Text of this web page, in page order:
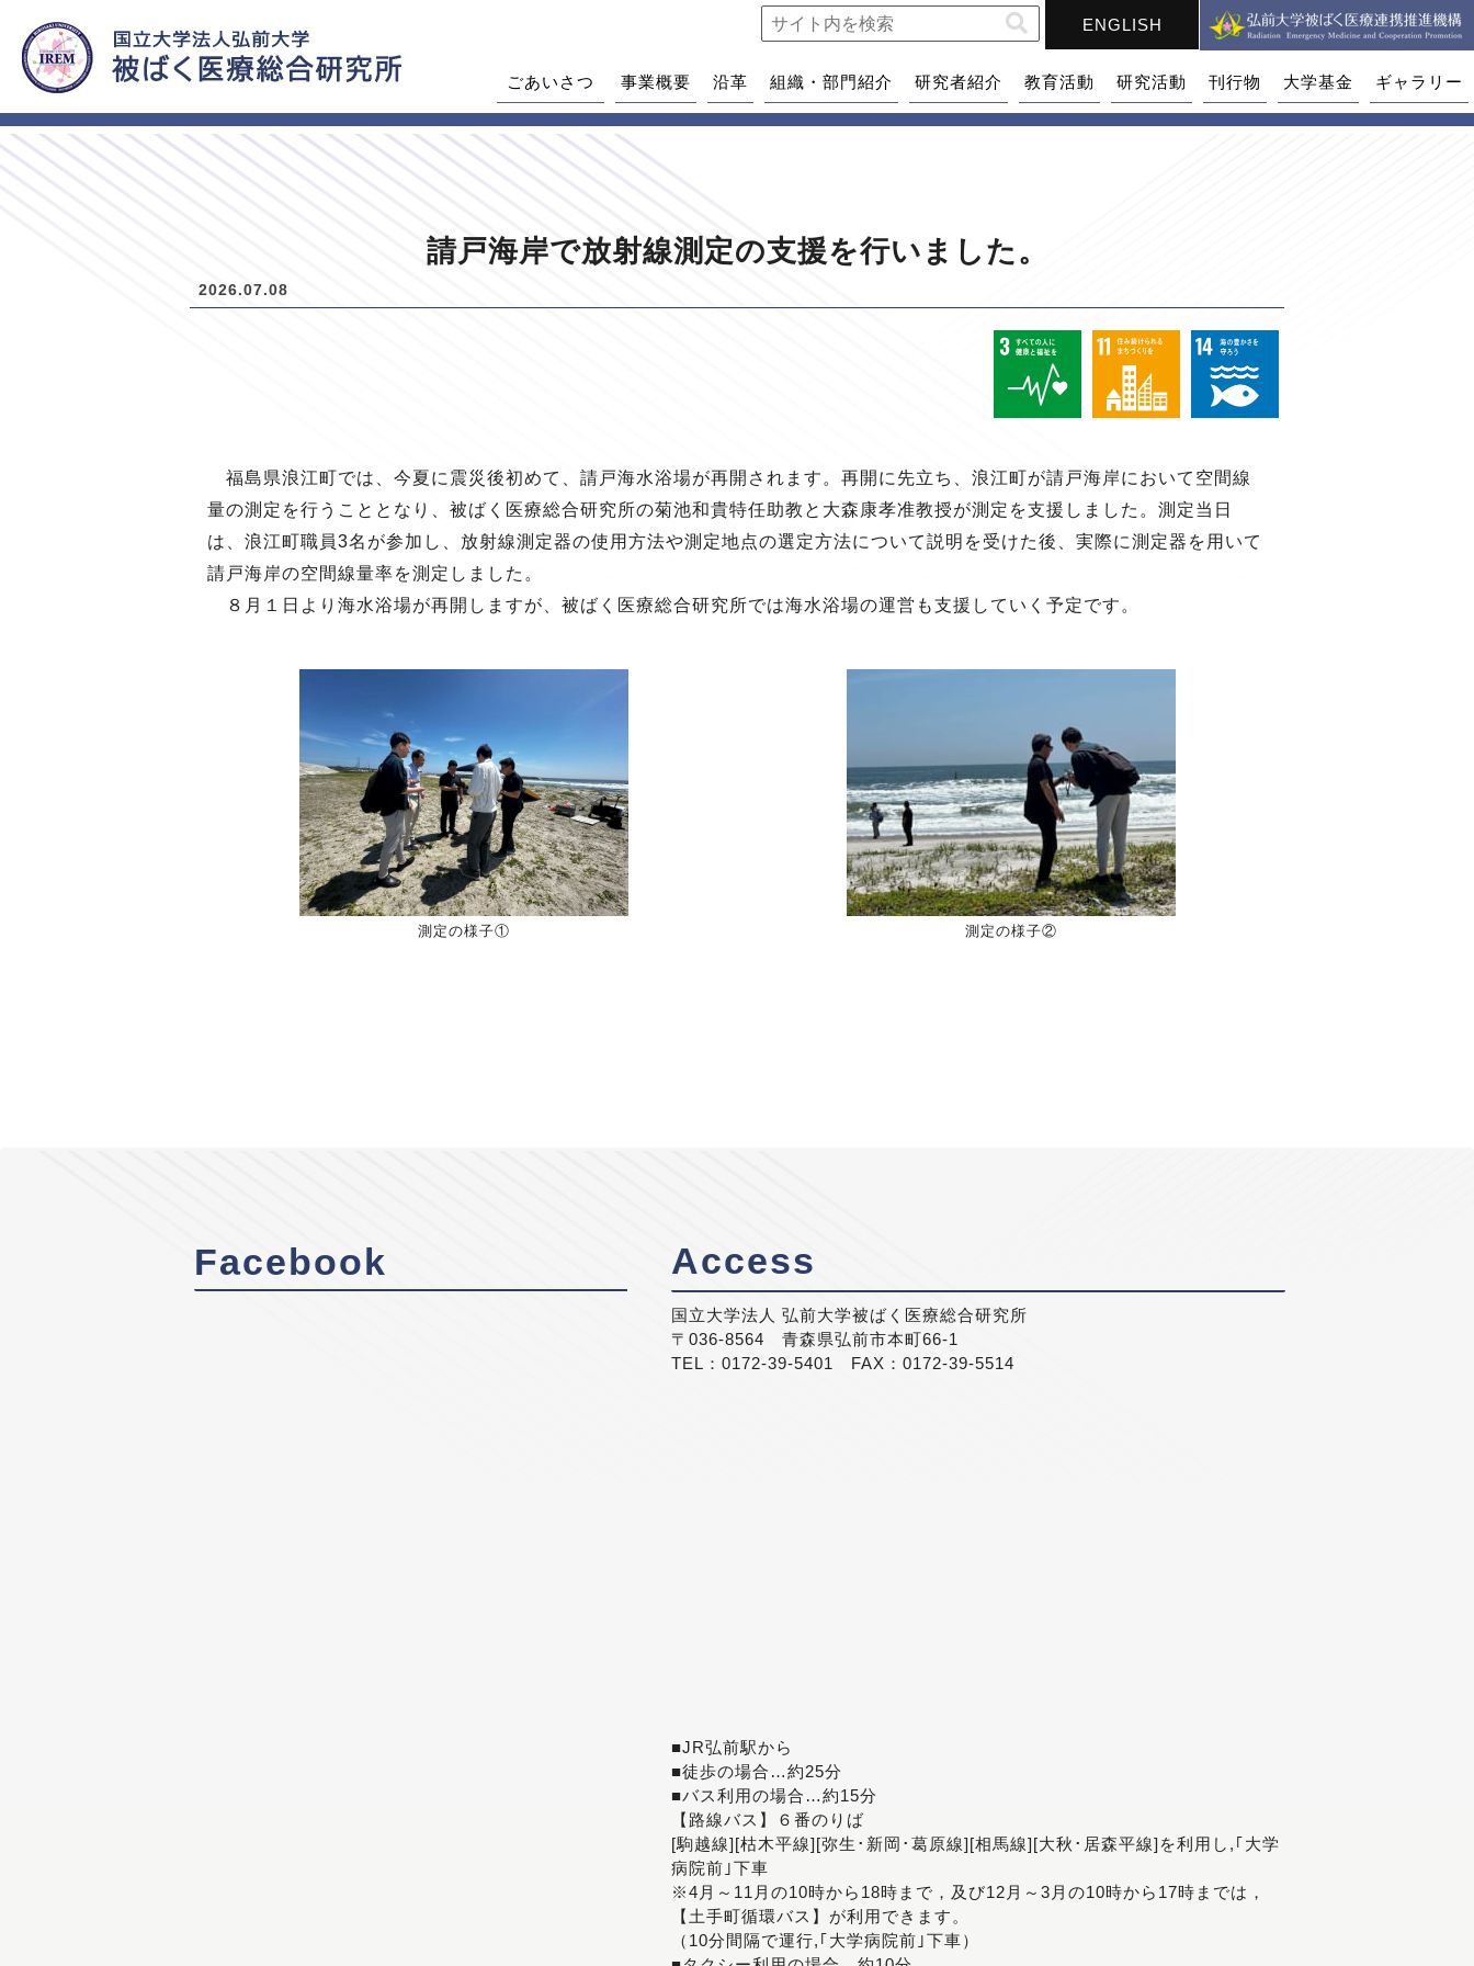
ENGLISH
ごあいさつ 事業概要 沿革 組織・部門紹介 研究者紹介 教育活動 研究活動 刊行物 大学基金 ギャラリー
請戸海岸で放射線測定の支援を行いました。
2026.07.08
福島県浪江町では、今夏に震災後初めて、請戸海水浴場が再開されます。再開に先立ち、浪江町が請戸海岸において空間線
量の測定を行うこととなり、被ばく医療総合研究所の菊池和貴特任助教と大森康孝准教授が測定を支援しました。測定当日
は、浪江町職員3名が参加し、放射線測定器の使用方法や測定地点の選定方法について説明を受けた後、実際に測定器を用いて
請戸海岸の空間線量率を測定しました。
８月１日より海水浴場が再開しますが、被ばく医療総合研究所では海水浴場の運営も支援していく予定です。
測定の様子① 測定の様子②
Facebook Access
国立大学法人 弘前大学被ばく医療総合研究所
〒036-8564 青森県弘前市本町66-1
TEL：0172-39-5401 FAX：0172-39-5514
■JR弘前駅から
■徒歩の場合…約25分
■バス利用の場合…約15分
【路線バス】６番のりば
[駒越線][枯木平線][弥生･新岡･葛原線][相馬線][大秋･居森平線]を利用し,｢大学
病院前｣下車
※4月～11月の10時から18時まで，及び12月～3月の10時から17時までは，
【土手町循環バス】が利用できます。
（10分間隔で運行,｢大学病院前｣下車）